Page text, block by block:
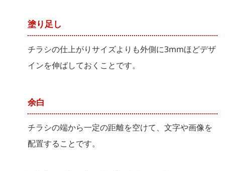
塗り足し
チラシの仕上がりサイズよりも外側に3mmほどデザ
インを伸ばしておくことです。
余白
チラシの端から一定の距離を空けて、文字や画像を
配置することです。